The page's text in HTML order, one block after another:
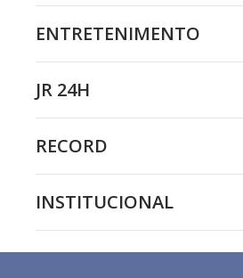
ENTRETENIMENTO
JR 24H
RECORD
INSTITUCIONAL